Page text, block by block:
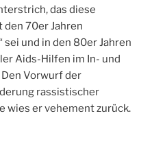
das diese
den 70er Jahren
und in den 80er Jahren
Aids-Hilfen im In- und
Vorwurf der
rassistischer
wies er vehement zurück.